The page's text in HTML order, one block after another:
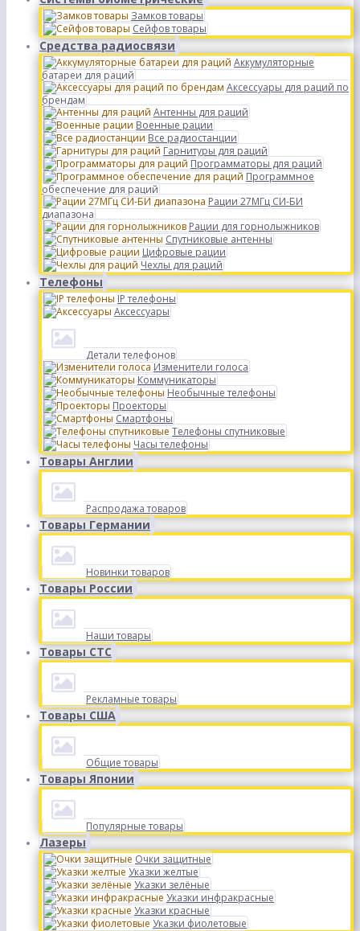
Замков товары
Сейфов товары
Средства радиосвязи
Аккумуляторные
батареи для раций
Аксессуары для раций по
брендам
Антенны для раций
Военные рации
Все радиостанции
Гарнитуры для раций
Программаторы для раций
Программное
обеспечение для раций
Рации 27МГц СИ-БИ
диапазона
Рации для горнолыжников
Спутниковые антенны
Цифровые рации
Чехлы для раций
Телефоны
IP телефоны
Аксессуары
Детали телефонов
Изменители голоса
Коммуникаторы
Необычные телефоны
Проекторы
Смартфоны
Телефоны спутниковые
Часы телефоны
Товары Англии
Распродажа товаров
Товары Германии
Новинки товаров
Товары России
Наши товары
Товары СТС
Рекламные товары
Товары США
Общие товары
Товары Японии
Популярные товары
Лазеры
Очки защитные
Указки желтые
Указки зелёные
Указки инфракрасные
Указки красные
Указки фиолетовые